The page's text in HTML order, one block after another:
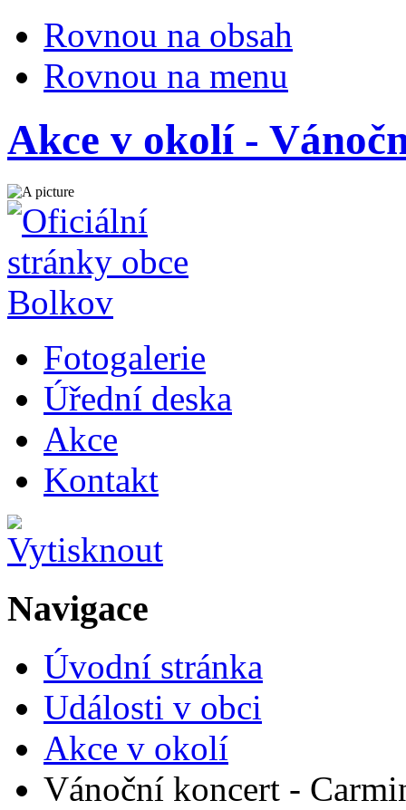
Rovnou na obsah
Rovnou na menu
Akce v okolí -
Fotogalerie
Úřední deska
Akce
Kontakt
Navigace
Úvodní stránka
Události v obci
Akce v okolí
Vánoční koncert -